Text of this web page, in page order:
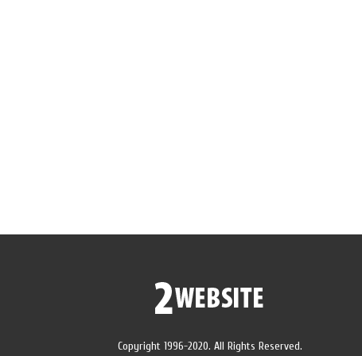
Copyright 1996-2020. All Rights Reserved.